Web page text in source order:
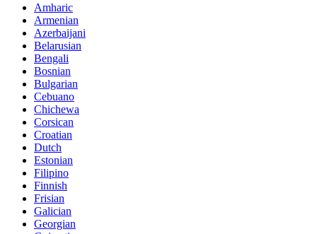
Amharic
Armenian
Azerbaijani
Belarusian
Bengali
Bosnian
Bulgarian
Cebuano
Chichewa
Corsican
Croatian
Dutch
Estonian
Filipino
Finnish
Frisian
Galician
Georgian